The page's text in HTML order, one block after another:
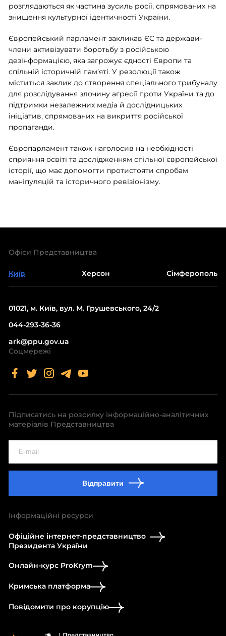
розглядаються як частина зусиль росії, спрямованих на
знищення культурної ідентичності України.
Європейський парламент закликав ЄС та держави-
члени активізувати боротьбу з російською
дезінформацією, яка загрожує єдності Європи та
спільній історичній пам’яті. У резолюції також
міститься заклик до створення спеціального трибуналу
для розслідування злочину агресії проти України та до
підтримки незалежних медіа й дослідницьких
ініціатив, спрямованих на викриття російської
пропаганди.
Європарламент також наголосив на необхідності
сприяння освіті та дослідженням спільної європейської
історії, що має допомогти протистояти спробам
маніпуляцій та історичного ревізіонізму.
Офіси Представництва
Київ Херсон Сімферополь
01021, м. Київ, вул. М. Грушевського, 24/2
044-293-36-36
ark@ppu.gov.ua
Соцмережі
Підписатись на розсилку інформаційно-аналітичних
матеріалів Представництва
Відправити
Інформаційні ресурси
Офіційне інтернет-представництво
Президента України
Онлайн-курс ProKrym
Кримська платформа
Повідомити про корупцію